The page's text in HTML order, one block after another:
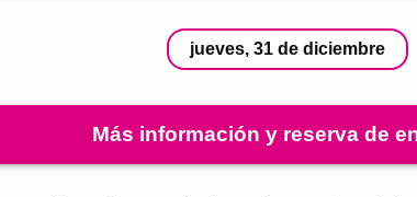
jueves, 31 de diciembre
Más información y reserva de